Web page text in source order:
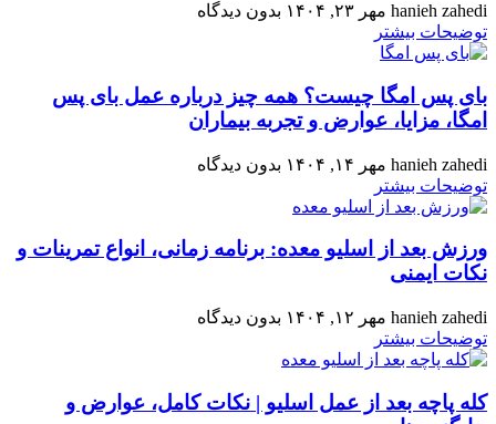
hanieh zahedi مهر ۲۳, ۱۴۰۴
بدون دیدگاه
توضیحات بیشتر
بای‌ پس امگا چیست؟ همه‌ چیز درباره عمل بای‌ پس
امگا، مزایا، عوارض و تجربه بیماران
hanieh zahedi مهر ۱۴, ۱۴۰۴
بدون دیدگاه
توضیحات بیشتر
ورزش بعد از اسلیو معده: برنامه زمانی، انواع تمرینات و
نکات ایمنی
hanieh zahedi مهر ۱۲, ۱۴۰۴
بدون دیدگاه
توضیحات بیشتر
کله‌ پاچه بعد از عمل اسلیو | نکات کامل، عوارض و